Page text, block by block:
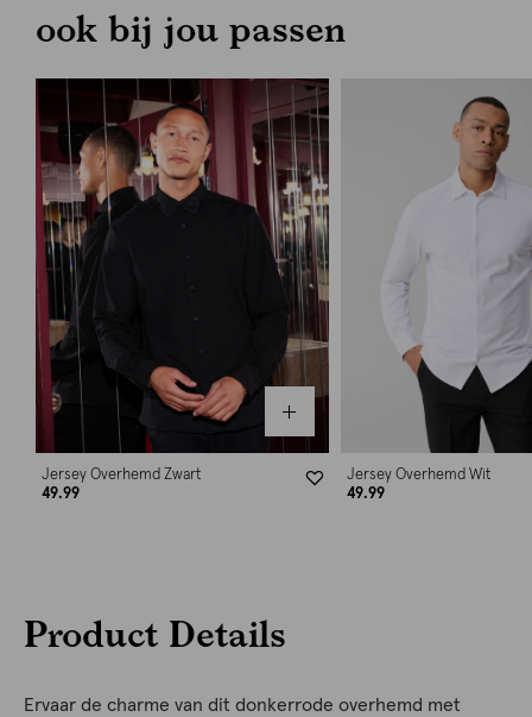
ook bij jou passen
Jersey Overhemd Zwart
49.99
Jersey Overhemd Wit
49.99
Product Details
Ervaar de charme van dit donkerrode overhemd met